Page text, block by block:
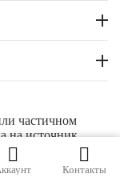
частичном
на источник
Контакты